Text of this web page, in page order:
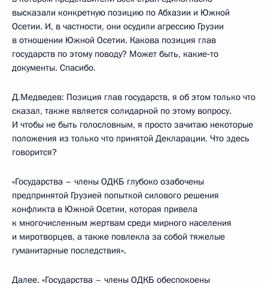
высказали конкретную позицию по Абхазии и Южной
Осетии. И, в частности, они осудили агрессию Грузии
в отношении Южной Осетии. Какова позиция глав
государств по этому поводу? Может быть, какие‑то
документы. Спасибо.
Д.Медведев: Позиция глав государств, я об этом только что
сказал, также является солидарной по этому вопросу.
И чтобы не быть голословным, я просто зачитаю некоторые
положения из только что принятой Декларации. Что здесь
говорится?
«Государства – члены ОДКБ глубоко озабочены
предпринятой Грузией попыткой силового решения
конфликта в Южной Осетии, которая привела
к многочисленным жертвам среди мирного населения
и миротворцев, а также повлекла за собой тяжелые
гуманитарные последствия».
Далее. «Государства – члены ОДКБ обеспокоены